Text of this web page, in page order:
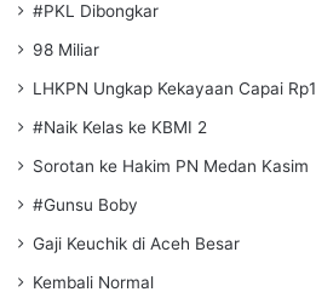
#PKL Dibongkar
98 Miliar
LHKPN Ungkap Kekayaan Capai Rp1
#Naik Kelas ke KBMI 2
Sorotan ke Hakim PN Medan Kasim
#Gunsu Boby
Gaji Keuchik di Aceh Besar
Kembali Normal